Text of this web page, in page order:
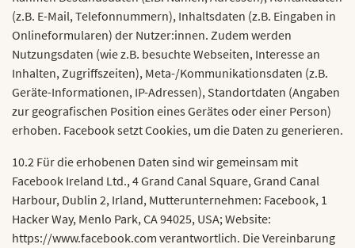
(z.B. E-Mail, Telefonnummern), Inhaltsdaten (z.B. Eingaben in
Onlineformularen) der Nutzer:innen. Zudem werden
Nutzungsdaten (wie z.B. besuchte Webseiten, Interesse an
Inhalten, Zugriffszeiten), Meta-/Kommunikationsdaten (z.B.
Geräte-Informationen, IP-Adressen), Standortdaten (Angaben
zur geografischen Position eines Gerätes oder einer Person)
erhoben. Facebook setzt Cookies, um die Daten zu generieren.
10.2 Für die erhobenen Daten sind wir gemeinsam mit
Facebook Ireland Ltd., 4 Grand Canal Square, Grand Canal
Harbour, Dublin 2, Irland, Mutterunternehmen: Facebook, 1
Hacker Way, Menlo Park, CA 94025, USA; Website:
https://www.facebook.com verantwortlich. Die Vereinbarung